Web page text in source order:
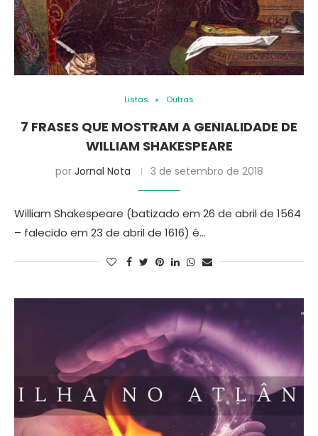
Listas Outras
7 FRASES QUE MOSTRAM A GENIALIDADE DE
WILLIAM SHAKESPEARE
por Jornal Nota 3 de setembro de 2018
William Shakespeare (batizado em 26 de abril de 1564
– falecido em 23 de abril de 1616) é…